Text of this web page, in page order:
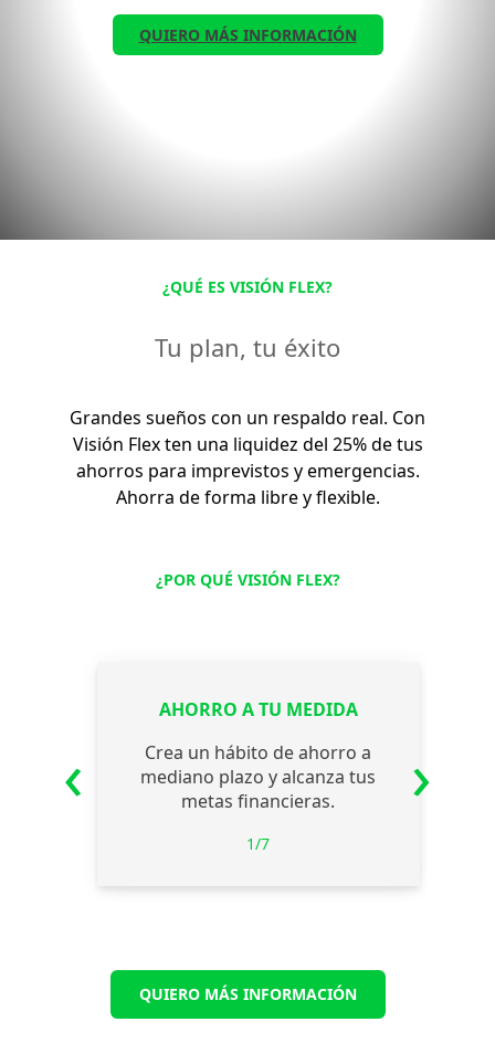
QUIERO MÁS INFORMACIÓN
¿QUÉ ES VISIÓN FLEX?
Tu plan, tu éxito
Grandes sueños con un respaldo real. Con
Visión Flex ten una liquidez del 25% de tus
ahorros para imprevistos y emergencias.
Ahorra de forma libre y flexible.
¿POR QUÉ VISIÓN FLEX?
AHORRO A TU MEDIDA
Crea un hábito de ahorro a
mediano plazo y alcanza tus
metas financieras.
liquidez
‹ ›
QUIERO MÁS INFORMACIÓN